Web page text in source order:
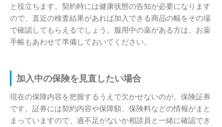
と役立ちます。契約時には健康状態の告知が必要になります
ので、直近の検査結果があれば加入できる商品の幅をその場
で確認してもらえるでしょう。服用中の薬がある方は、お薬
手帳もあわせて準備しておいてください。
加入中の保険を見直したい場合
現在の保障内容を把握するうえで欠かせないのが、保険証券
です。証券には契約内容や保障額、保険料などの情報がまと
まっていますので、過不足がないか相談員と一緒に確認でき